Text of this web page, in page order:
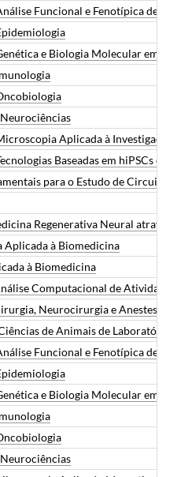
Funcional e Fenotípica de
e Biologia Molecular em
Aplicada à Investigação
Baseadas em hiPSCs e
para o Estudo de Circuitos
Regenerativa Neural através
à Biomedicina
à Biomedicina
Computacional de Atividade
Neurocirurgia e Anestesia
de Animais de Laboratório
Funcional e Fenotípica de
e Biologia Molecular em